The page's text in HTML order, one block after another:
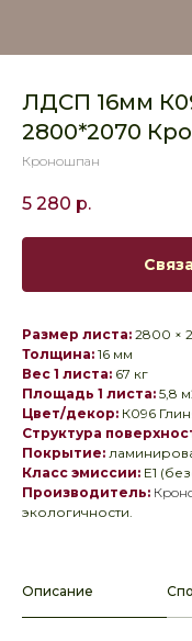
ЛДСП 16мм
2800*2070
Кроношпан
5 280 р.
Размер листа: 2800 ×
Толщина: 16 мм
Вес 1 листа: 67 кг
Площадь 1 листа: 5,8
Цвет/декор: К096
Структура
Покрытие:
Класс эмиссии: E1
Производитель:
экологичности.
Описание